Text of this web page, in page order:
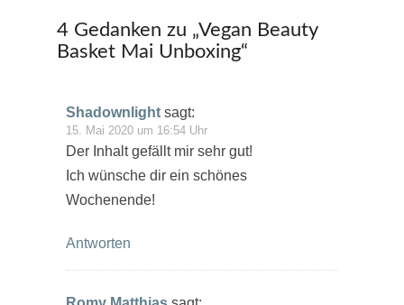
4 Gedanken zu „Vegan Beauty
Basket Mai Unboxing“
Shadownlight sagt:
15. Mai 2020 um 16:54 Uhr
Der Inhalt gefällt mir sehr gut!
Ich wünsche dir ein schönes
Wochenende!
Antworten